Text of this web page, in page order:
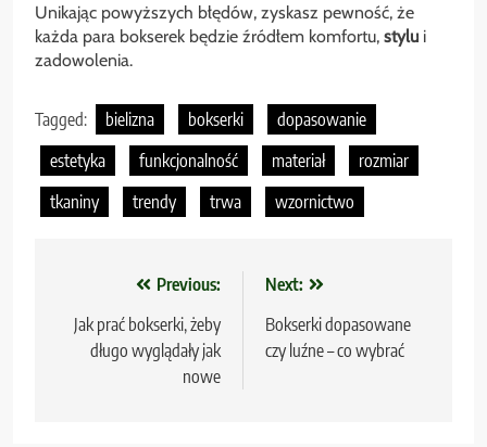
Unikając powyższych błędów, zyskasz pewność, że
każda para bokserek będzie źródłem komfortu, stylu i
zadowolenia.
Tagged: bielizna bokserki
dopasowanie
estetyka
funkcjonalność materiał
rozmiar
tkaniny
trendy trwa wzornictwo
Nawigacja
wpisu
Previous:
Jak prać bokserki, żeby
długo wyglądały jak
nowe
Next:
Bokserki dopasowane
czy luźne – co wybrać